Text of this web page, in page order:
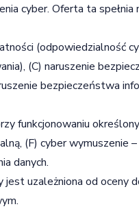
cyber. Oferta ta spełnia
(odpowiedzialność
(C) naruszenie
bezpieczeństwa
funkcjonowaniu
(F) cyber wymuszenie
danych.
uzależniona od oceny